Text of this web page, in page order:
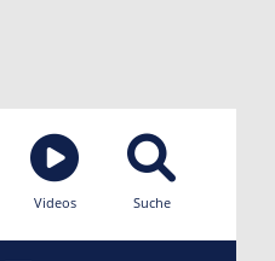
Videos Suche